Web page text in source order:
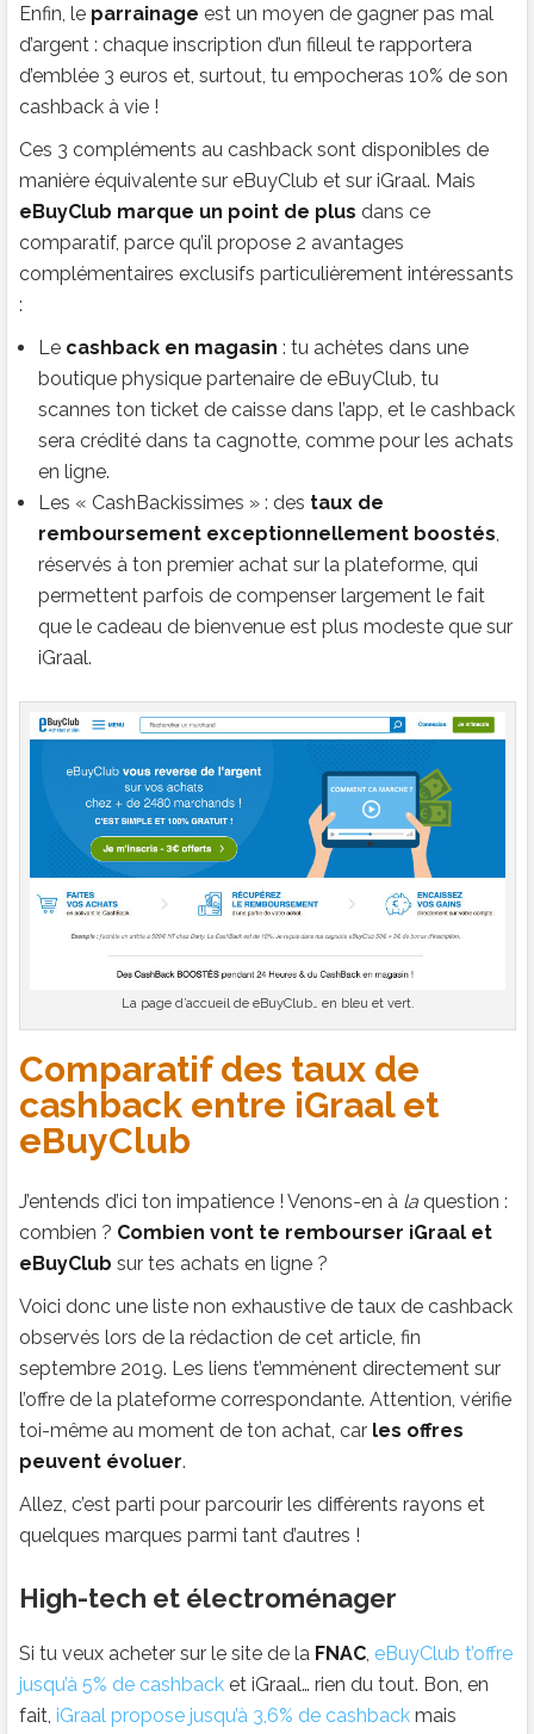
Enfin, le parrainage est un moyen de gagner pas mal
d’argent : chaque inscription d’un filleul te rapportera
d’emblée 3 euros et, surtout, tu empocheras 10% de son
cashback à vie !
Ces 3 compléments au cashback sont disponibles de
manière équivalente sur eBuyClub et sur iGraal. Mais
eBuyClub marque un point de plus dans ce
comparatif, parce qu’il propose 2 avantages
complémentaires exclusifs particulièrement intéressants
:
Le cashback en magasin : tu achètes dans une
boutique physique partenaire de eBuyClub, tu
scannes ton ticket de caisse dans l’app, et le cashback
sera crédité dans ta cagnotte, comme pour les achats
en ligne.
Les « CashBackissimes » : des taux de
remboursement exceptionnellement boostés
réservés à ton premier achat sur la plateforme, qui
permettent parfois de compenser largement le fait
que le cadeau de bienvenue est plus modeste que sur
iGraal.
La page d’accueil de eBuyClub… en bleu et vert.
Comparatif des taux de
cashback entre iGraal et
eBuyClub
J’entends d’ici ton impatience ! Venons-en à la question :
combien ? Combien vont te rembourser iGraal et
eBuyClub sur tes achats en ligne ?
Voici donc une liste non exhaustive de taux de cashback
observés lors de la rédaction de cet article, fin
septembre 2019. Les liens t’emmènent directement sur
l’offre de la plateforme correspondante. Attention, vérifie
toi-même au moment de ton achat, car les offres
peuvent évoluer.
Allez, c’est parti pour parcourir les différents rayons et
quelques marques parmi tant d’autres !
High-tech et électroménager
Si tu veux acheter sur le site de la FNAC, eBuyClub t’offre
jusqu’à 5% de cashback et iGraal… rien du tout. Bon, en
fait, iGraal propose jusqu’à 3,6% de cashback mais